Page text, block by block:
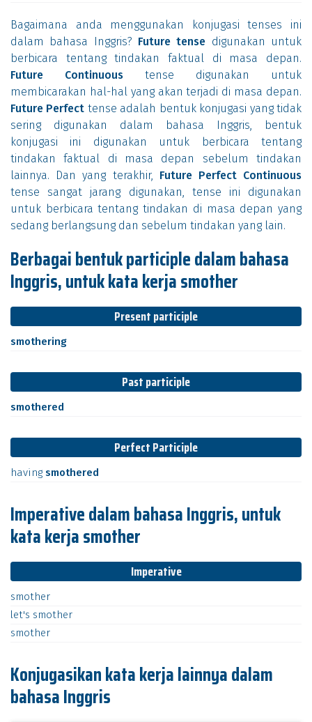
Bagaimana anda menggunakan konjugasi tenses ini
dalam bahasa Inggris? Future tense digunakan untuk
berbicara tentang tindakan faktual di masa depan.
Future Continuous tense digunakan untuk
membicarakan hal-hal yang akan terjadi di masa depan.
Future Perfect tense adalah bentuk konjugasi yang tidak
sering digunakan dalam bahasa Inggris, bentuk
konjugasi ini digunakan untuk berbicara tentang
tindakan faktual di masa depan sebelum tindakan
lainnya. Dan yang terakhir, Future Perfect Continuous
tense sangat jarang digunakan, tense ini digunakan
untuk berbicara tentang tindakan di masa depan yang
sedang berlangsung dan sebelum tindakan yang lain.
Berbagai bentuk participle dalam bahasa
Inggris, untuk kata kerja smother
Present participle
smothering
Past participle
smothered
Perfect Participle
having smothered
Imperative dalam bahasa Inggris, untuk
kata kerja smother
Imperative
smother
let's smother
smother
Konjugasikan kata kerja lainnya dalam
bahasa Inggris